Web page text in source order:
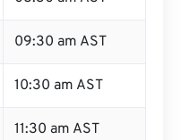
09:30 am AST
10:30 am AST
11:30 am AST